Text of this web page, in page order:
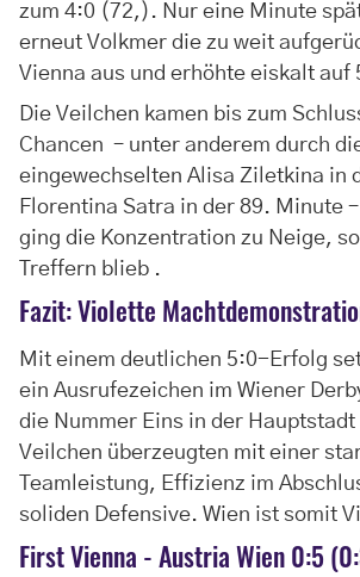
zum 4:0 (72,). Nur eine Minute
erneut Volkmer die zu weit
Vienna aus und erhöhte eiskalt auf
Die Veilchen kamen bis zum
Chancen – unter anderem durch
eingewechselten Alisa Ziletkina in
Florentina Satra in der 89. Minute
ging die Konzentration zu Neige,
Treffern blieb .
Fazit: Violette
Mit einem deutlichen 5:0-Erfolg
ein Ausrufezeichen im Wiener
die Nummer Eins in der
Veilchen überzeugten mit einer
Teamleistung, Effizienz im
soliden Defensive. Wien ist somit
First Vienna - Austria Wien 0:5